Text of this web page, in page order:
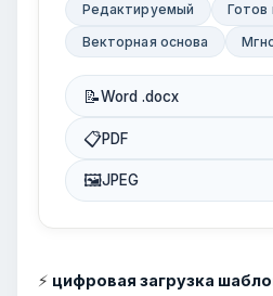
Редактируемый
Готов
Векторная основа
📝Word .docx
📋PDF
🖼JPEG
⚡ цифровая загрузка